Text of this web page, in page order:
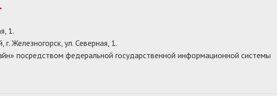
1.
Железногорск, ул. Северная, 1.
посредством федеральной государственной информационной системы